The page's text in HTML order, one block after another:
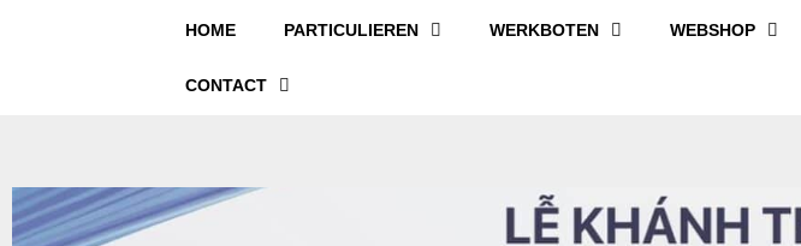
HOME PARTICULIEREN WERKBOTEN WEBSHOP
CONTACT